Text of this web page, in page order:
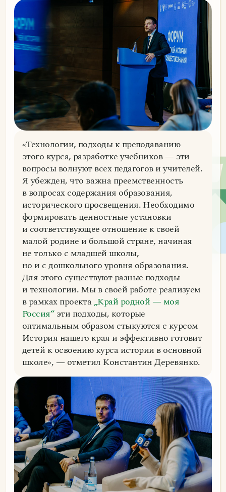
«Технологии, подходы к преподаванию
этого курса, разработке учебников — эти
вопросы волнуют всех педагогов и учителей.
Я убежден, что важна преемственность
в вопросах содержания образования,
исторического просвещения. Необходимо
формировать ценностные установки
и соответствующее отношение к своей
малой родине и большой стране, начиная
не только с младшей школы,
но и с дошкольного уровня образования.
Для этого существуют разные подходы
и технологии. Мы в своей работе реализуем
в рамках проекта„Край родной — моя
Россия“эти подходы, которые
оптимальным образом стыкуются с курсом
История нашего края и эффективно готовит
детей к освоению курса истории в основной
школе», — отметил Константин Деревянко.